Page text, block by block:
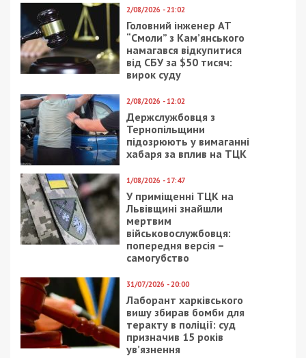
“Порядка сотни из бомбоубежищ вообще на карту
не нанесли, потому что мы их физически не
нашли”, – рассказывает автор карты защитных
сооружений Михаил Тонконогий.
В городском совете сообщают, что официально
в Днепре функционирует 309 защитных
сооружений. Все они расположены на
предприятиях и пользоваться ими горожане не
могут.
“На территории города защитных сооружений, в
которых могли бы прятаться горожане, нет
вообще. Те защитные сооружения на территории
города, которые есть – это сооружения,
предназначенные для укрытия работников
предприятий, которые продолжают свою работу
в особый период”, – рассказывает Александр
Шевченко, заместитель начальника ГУ ГСЧС в
Спасатели отмечают, что только 17 из 309
бомбоубежищ могут защитить работников в
случае опасности. Днепряне же могут найти